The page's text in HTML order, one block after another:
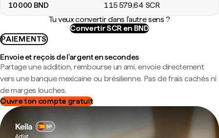
10 000 BND 115 579,64 SCR
Tu veux convertir dans l'autre sens ?
Convertir SCR en BND
PAIEMENTS
Envoie et reçois de l'argent en secondes
Partage une addition, rembourse un ami, envoie directement
vers une banque mexicaine ou brésilienne. Pas de frais cachés ni
de marges louches.
Ouvre ton compte gratuit